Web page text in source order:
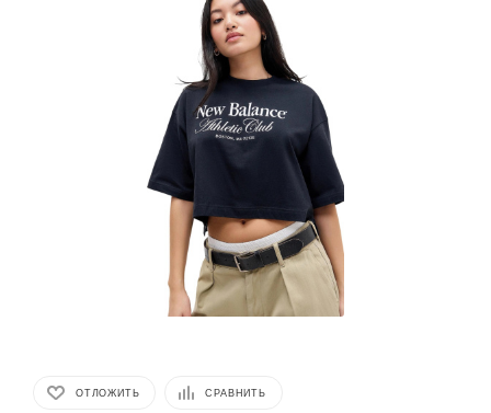
ОТЛОЖИТЬ СРАВНИТЬ